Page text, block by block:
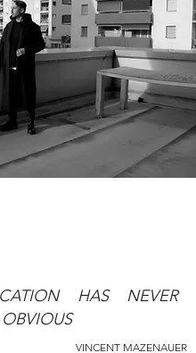
HAS NEVER
VINCENT MAZENAUER